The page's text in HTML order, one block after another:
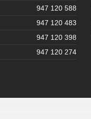
947 120 588
947 120 483
947 120 398
947 120 274